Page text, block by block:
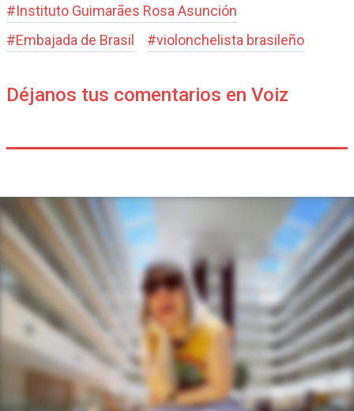
#Instituto Guimarães Rosa Asunción
#Embajada de Brasil #violonchelista brasileño
Déjanos tus comentarios en Voiz